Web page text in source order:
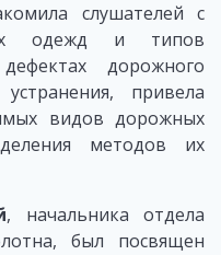
слушателей с
одежд и типов
дорожного
привела
видов дорожных
методов их
, начальника отдела
был посвящен